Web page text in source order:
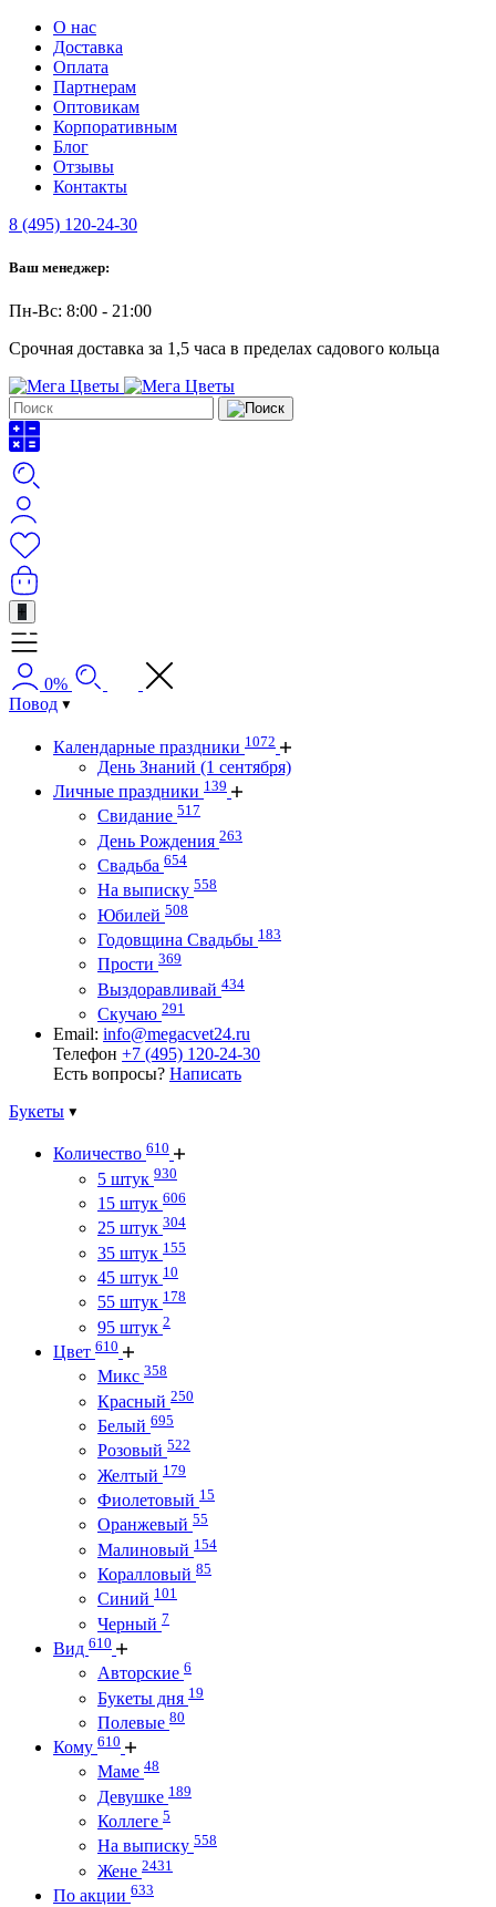
О нас
Доставка
Оплата
Партнерам
Оптовикам
Корпоративным
Блог
Отзывы
Контакты
8 (495) 120-24-30
Ваш менеджер:
Пн-Вс: 8:00 - 21:00
Срочная доставка за 1,5 часа в пределах садового кольца
+
0%
Повод
Календарные праздники 1072
День Знаний (1 сентября)
Личные праздники 139
Свидание 517
День Рождения 263
Свадьба 654
На выписку 558
Юбилей 508
Годовщина Свадьбы 183
Прости 369
Выздоравливай 434
Скучаю 291
Email: info@megacvet24.ru
Телефон +7 (495) 120-24-30
Есть вопросы? Написать
Букеты
Количество 610
5 штук 930
15 штук 606
25 штук 304
35 штук 155
45 штук 10
55 штук 178
95 штук 2
Цвет 610
Микс 358
Красный 250
Белый 695
Розовый 522
Желтый 179
Фиолетовый 15
Оранжевый 55
Малиновый 154
Коралловый 85
Синий 101
Черный 7
Вид 610
Авторские 6
Букеты дня 19
Полевые 80
Кому 610
Маме 48
Девушке 189
Коллеге 5
На выписку 558
Жене 2431
По акции 633